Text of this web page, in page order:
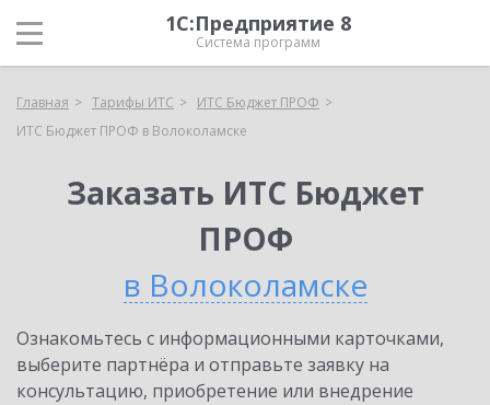
1С:Предприятие 8
Система программ
Главная Тарифы ИТС
ИТС Бюджет ПРОФ
ИТС Бюджет ПРОФ в Волоколамске
Заказать ИТС Бюджет
ПРОФ
в Волоколамске
Ознакомьтесь с информационными карточками,
выберите партнёра и отправьте заявку на
консультацию, приобретение или внедрение